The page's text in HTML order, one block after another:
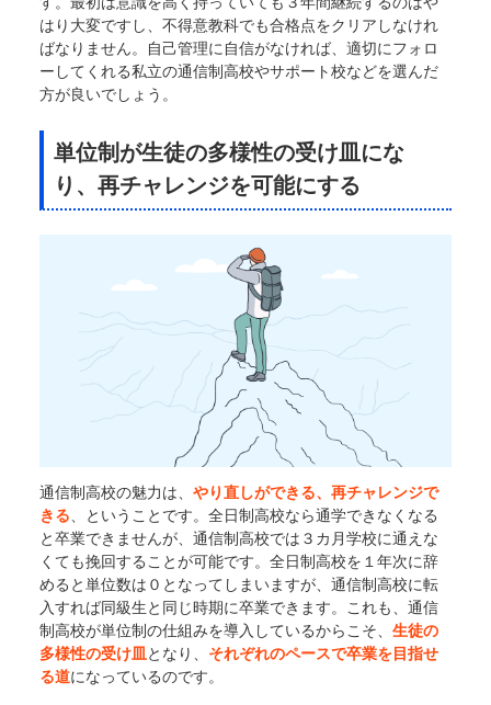
はり大変ですし、不得意教科でも合格点をクリアしなけれ
ばなりません。自己管理に自信がなければ、適切にフォロ
ーしてくれる私立の通信制高校やサポート校などを選んだ
方が良いでしょう。
単位制が生徒の多様性の受け皿にな
り、再チャレンジを可能にする
通信制高校の魅力は、 やり直しができる、再チャレンジで
きる、ということです。全日制高校なら通学できなくなる
と卒業できませんが、通信制高校では３カ月学校に通えな
くても挽回することが可能です。全日制高校を１年次に辞
めると単位数は０となってしまいますが、通信制高校に転
入すれば同級生と同じ時期に卒業できます。これも、通信
制高校が単位制の仕組みを導入しているからこそ、 生徒の
多様性の受け皿となり、 それぞれのペースで卒業を目指せ
る道になっているのです。